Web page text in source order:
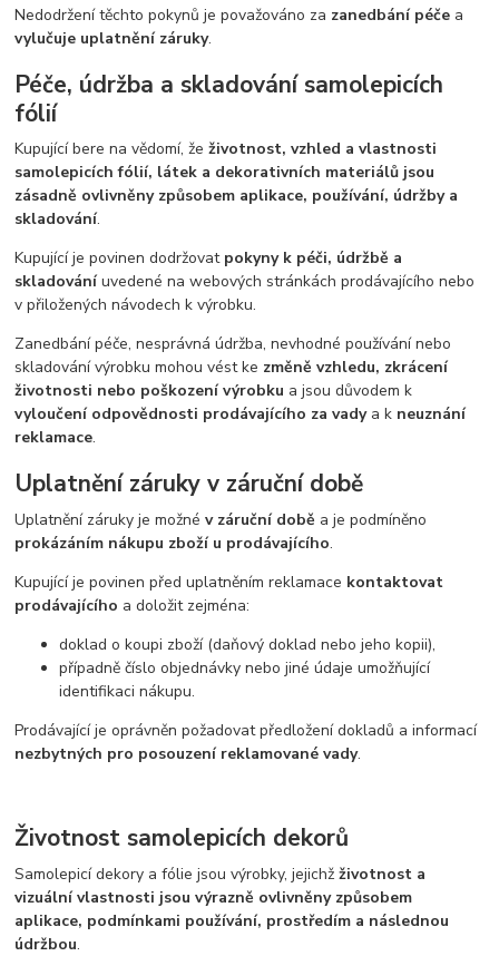
Nedodržení těchto pokynů je považováno za zanedbání péče a
vylučuje uplatnění záruky.
Péče, údržba a skladování samolepicích
fólií
Kupující bere na vědomí, žeživotnost, vzhled a vlastnosti
samolepicích fólií, látek a dekorativních materiálů jsou
zásadně ovlivněny způsobem aplikace, používání, údržby a
skladování.
Kupující je povinen dodržovat pokyny k péči, údržbě a
skladováníuvedené na webových stránkách prodávajícího nebo
v přiložených návodech k výrobku.
Zanedbání péče, nesprávná údržba, nevhodné používání nebo
skladování výrobku mohou vést ke změně vzhledu, zkrácení
životnosti nebo poškození výrobku a jsou důvodem k
vyloučení odpovědnosti prodávajícího za vadya k neuznání
reklamace.
Uplatnění záruky v záruční době
Uplatnění záruky je možnév záruční době a je podmíněno
prokázáním nákupu zboží u prodávajícího.
Kupující je povinen před uplatněním reklamace kontaktovat
prodávajícího a doložit zejména:
doklad o koupi zboží (daňový doklad nebo jeho kopii),
případně číslo objednávky nebo jiné údaje umožňující
identifikaci nákupu.
Prodávající je oprávněn požadovat předložení dokladů a informací
nezbytných pro posouzení reklamované vady.
Životnost samolepicích dekorů
Samolepicí dekory a fólie jsou výrobky, jejichžživotnost a
vizuální vlastnosti jsou výrazně ovlivněny způsobem
aplikace, podmínkami používání, prostředím a následnou
údržbou.